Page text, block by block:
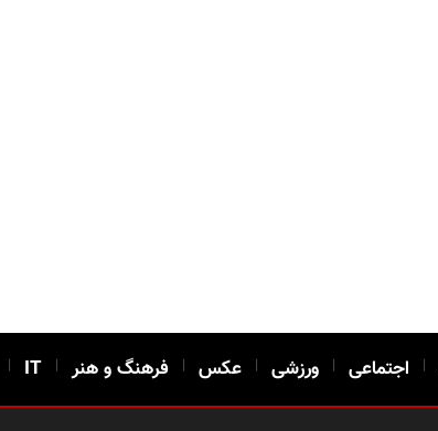
| اجتماعی | ورزشی | عکس | فرهنگ و هنر |
IT
|